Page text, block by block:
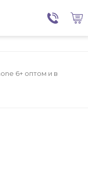
6+ оптом и в